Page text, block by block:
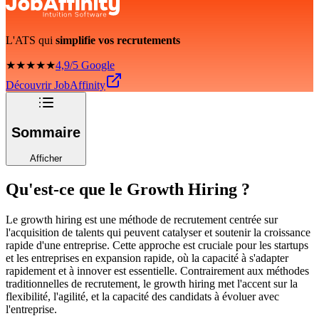
L'ATS qui simplifie vos recrutements
★★★★★4,9/5 Google
Découvrir JobAffinity
Sommaire
Afficher
Qu'est-ce que le Growth Hiring ?
Le growth hiring est une méthode de recrutement centrée sur
l'acquisition de talents qui peuvent catalyser et soutenir la croissance
rapide d'une entreprise. Cette approche est cruciale pour les startups
et les entreprises en expansion rapide, où la capacité à s'adapter
rapidement et à innover est essentielle. Contrairement aux méthodes
traditionnelles de recrutement, le growth hiring met l'accent sur la
flexibilité, l'agilité, et la capacité des candidats à évoluer avec
l'entreprise.